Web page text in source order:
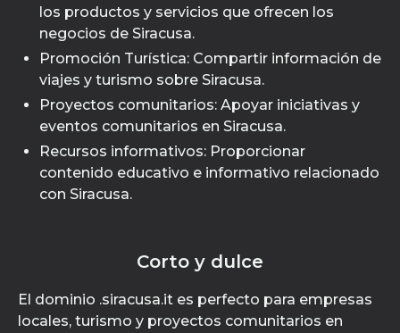
los productos y servicios que ofrecen los
negocios de Siracusa.
Promoción Turística: Compartir información de
viajes y turismo sobre Siracusa.
Proyectos comunitarios: Apoyar iniciativas y
eventos comunitarios en Siracusa.
Recursos informativos: Proporcionar
contenido educativo e informativo relacionado
con Siracusa.
Corto y dulce
El dominio .siracusa.it es perfecto para empresas
locales, turismo y proyectos comunitarios en